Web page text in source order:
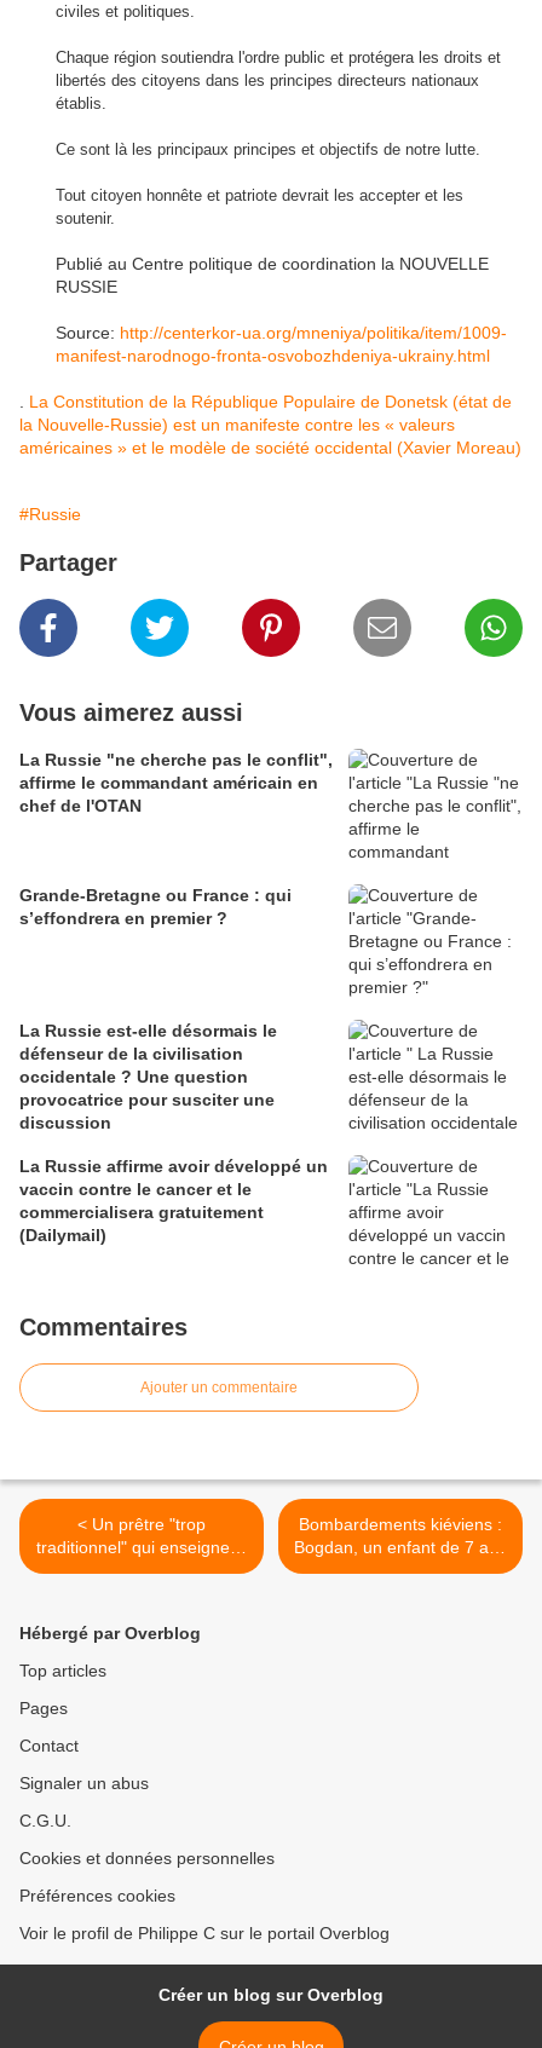
civiles et politiques.
Chaque région soutiendra l'ordre public et protégera les droits et
libertés des citoyens dans les principes directeurs nationaux
établis.
Ce sont là les principaux principes et objectifs de notre lutte.
Tout citoyen honnête et patriote devrait les accepter et les
soutenir.
Publié au Centre politique de coordination la NOUVELLE
RUSSIE
Source: http://centerkor-ua.org/mneniya/politika/item/1009-
manifest-narodnogo-fronta-osvobozhdeniya-ukrainy.html
La Constitution de la République Populaire de Donetsk (état de
la Nouvelle-Russie) est un manifeste contre les « valeurs
américaines » et le modèle de société occidental (Xavier Moreau)
#Russie
Partager
Vous aimerez aussi
La Russie "ne cherche pas le conflit",
affirme le commandant américain en
chef de l'OTAN
Grande-Bretagne ou France : qui
s’effondrera en premier ?
La Russie est-elle désormais le
défenseur de la civilisation
occidentale ? Une question
provocatrice pour susciter une
discussion
La Russie affirme avoir développé un
vaccin contre le cancer et le
commercialisera gratuitement
(Dailymail)
Commentaires
Ajouter un commentaire
< Un prêtre "trop
traditionnel" qui enseigne le
Paradis, l'enfer et le
Bombardements kiéviens :
Bogdan, un enfant de 7 ans
miraculeusement sauvé
Hébergé par Overblog
Top articles
Pages
Contact
Signaler un abus
C.G.U.
Cookies et données personnelles
Préférences cookies
Voir le profil de Philippe C sur le portail Overblog
Créer un blog sur Overblog